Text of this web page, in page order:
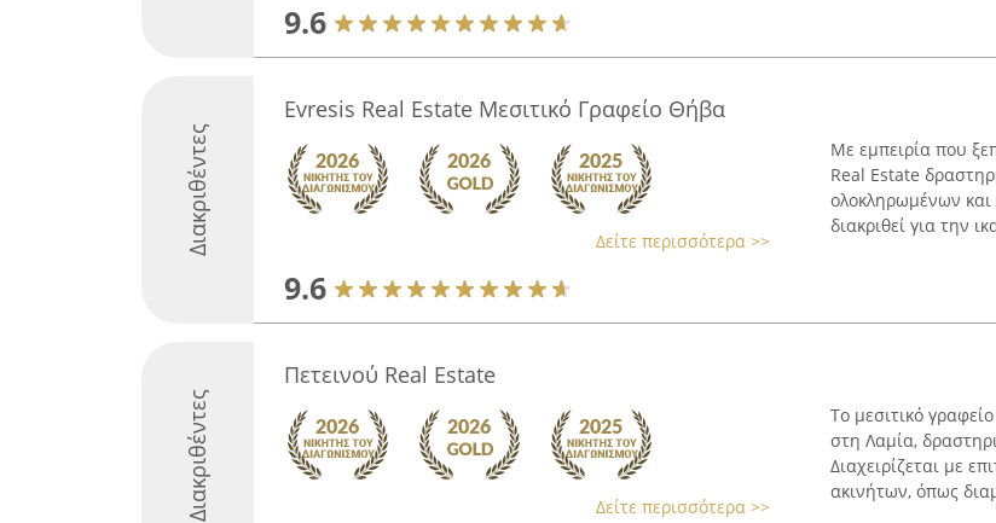
9.6
Διακριθέντες
Evresis Real Estate Μεσιτικό Γραφείο Θήβα
Δείτε περισσότερα >>
9.6
Με εμπειρία που
Real Estate
ολοκληρωμένων και
διακριθεί για την
Διακριθέντες
Πετεινού Real Estate
Δείτε περισσότερα >>
Το μεσιτικό
στη Λαμία,
Διαχειρίζεται με
ακινήτων, όπως